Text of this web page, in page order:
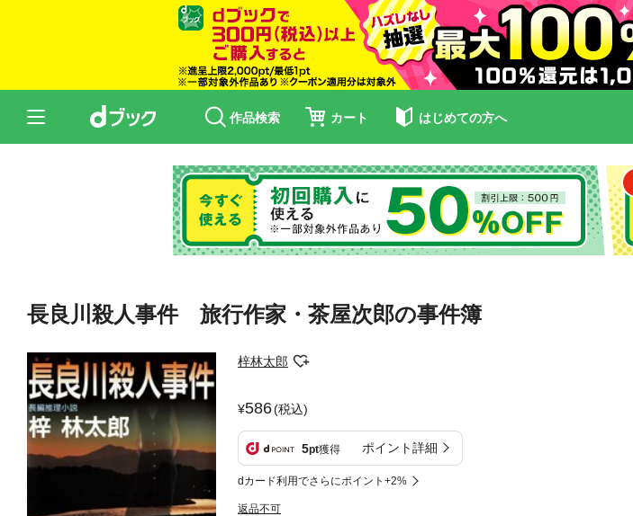
作品検索 カート はじめての方へ
長良川殺人事件 旅行作家・茶屋次郎の事件簿
梓林太郎
586(税込)
5pt獲得 ポイント詳細
dカード利用でさらにポイント+2%
返品不可